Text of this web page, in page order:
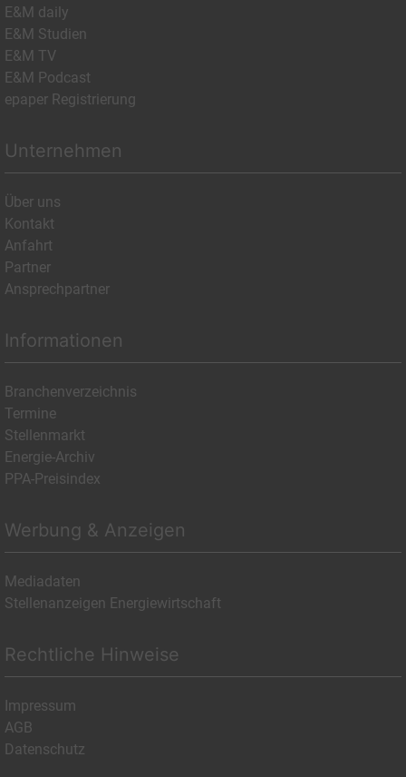
E&M daily
E&M Studien
E&M TV
E&M Podcast
epaper Registrierung
Unternehmen
Über uns
Kontakt
Anfahrt
Partner
Ansprechpartner
Informationen
Branchenverzeichnis
Termine
Stellenmarkt
Energie-Archiv
PPA-Preisindex
Werbung & Anzeigen
Mediadaten
Stellenanzeigen Energiewirtschaft
Rechtliche Hinweise
Impressum
AGB
Datenschutz